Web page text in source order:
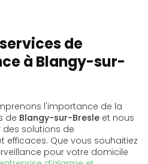
de
à Blangy-sur-
l'importance de la
de Blangy-sur-Bresle et nous
solutions de
efficaces. Que vous souhaitiez
pour votre domicile